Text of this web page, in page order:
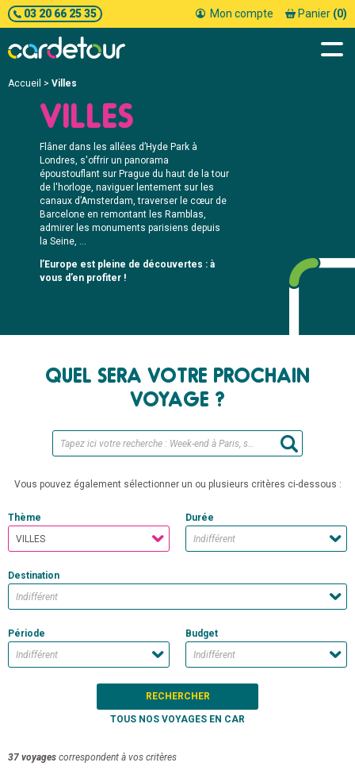
03 20 66 25 35 Mon compte Panier (0)
Accueil > Villes
VILLES
Flâner dans les allées d’Hyde Park à
Londres, s'offrir un panorama
époustouflant sur Prague du haut de la tour
de l'horloge, naviguer lentement sur les
canaux d’Amsterdam, traverser le cœur de
Barcelone en remontant les Ramblas,
admirer les monuments parisiens depuis
la Seine, …
l’Europe est pleine de découvertes : à
vous d’en profiter !
QUEL SERA VOTRE PROCHAIN
VOYAGE ?
Vous pouvez également sélectionner un ou plusieurs critères ci-dessous :
Thème Durée
Destination
Période Budget
TOUS NOS VOYAGES EN CAR
37 voyages correspondent à vos critères